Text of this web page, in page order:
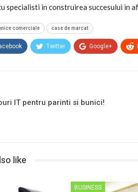
specialisti in construirea succesului in
comerciale case de marcat
Twitter Google+
IT pentru parinti si bunici!
like
BUSINESS